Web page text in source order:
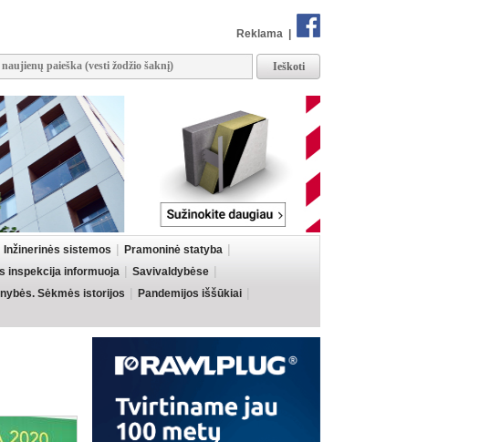
Reklama
Inžinerinės sistemos
Pramoninė statyba
inspekcija informuoja
Savivaldybėse
Sėkmės istorijos
Pandemijos iššūkiai